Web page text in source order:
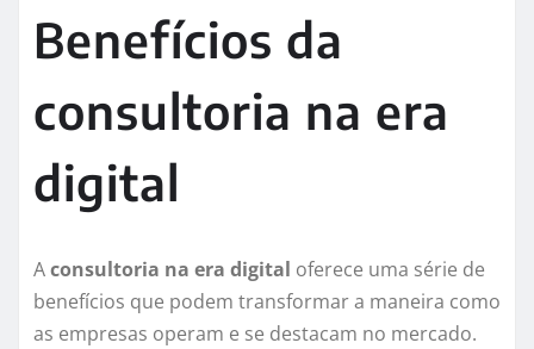
Benefícios da
consultoria na era
digital
Aconsultoria na era digital oferece uma série de
benefícios que podem transformar a maneira como
as empresas operam e se destacam no mercado.